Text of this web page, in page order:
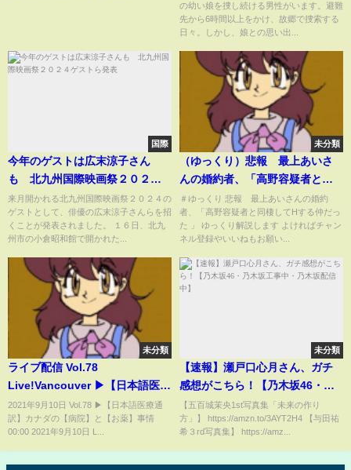
島第一原発事故 NNNセレクシ
ョン
の幼い娘を捜し続ける男性がいます。避難
先から6時間以上をかけ、故郷で捜索する
日々。しかし、娘との思い出...
国際
今年のゲストは広末涼子さん
も 北九州国際映画祭２０２４
ゲストら発表
来月開かれる北九州国際映画祭２０２４の
ゲストとして、俳優の広末涼子さんらを招
くことが発表されました。 １６日、北九
州市の小倉昭和館で開かれた...
未分類
（ゆっくり）悲報 最上あいさ
んの婚約者、「高野容疑者と同
棲してHする仲だった 」
＃ゆっくり 悲報 最上あいさんの婚約
者、「高野容疑者と同棲してHする仲だっ
た 」 ゆっくり解説します よければチャン
ネル登録やいいねもお願い...
未分類
ライブ配信 Vol.78
Live!Vancouver ▶︎【日本語医療
通訳】カナダの【病院】と【お
薬】事情
2021年9月10日 Vol.78 ▶︎【日本語医療通
訳】カナダの【病院】と【お薬】事情
00:00 2021年9月10日 L...
未分類
【速報】瀬戸口心月さん、ガチ
感想がこちら！【乃木坂46・乃
木坂工事中・乃木坂配信中】
【五百城茉央1st写真集「未来の作り
方」】 https://amzn.to/3AYT2H4 【与田祐
希３rd写真集】 https://amz...